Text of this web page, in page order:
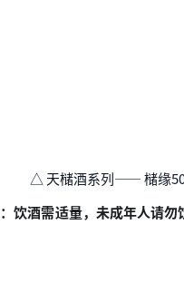
△ 天槠酒系列—— 槠缘
饮酒需适量，未成年人请勿